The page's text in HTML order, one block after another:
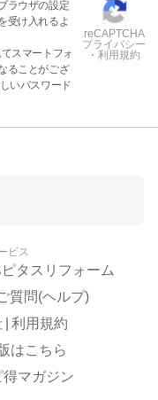
ラウザの設定
受け入れるよ
スマートフォ
ることがござ
いパスワード
reCAPTCHA
プライバシー
・利用規約
ビス
タスリフォーム
質問(ヘルプ)
利用規約
はこちら
得マガジン